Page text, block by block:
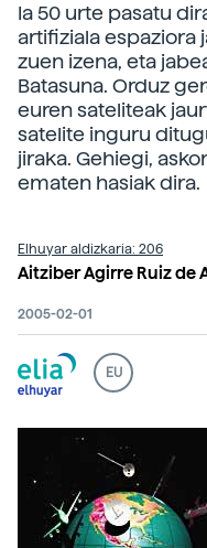
Ia 50 urte pasatu
artifiziala espaziora
zuen izena, eta
Batasuna. Orduz
euren sateliteak
satelite inguru
jiraka. Gehiegi,
ematen hasiak dira.
Elhuyar aldizkaria: 206
Aitziber Agirre Ruiz de
2005-02-01
EU